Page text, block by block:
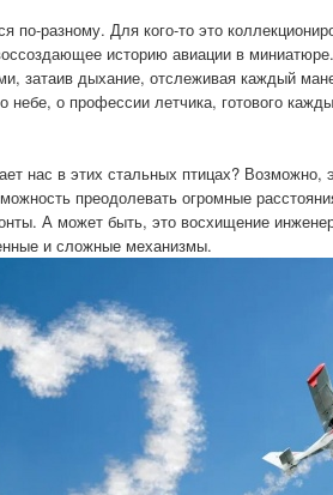
по-разному. Для кого-то это
историю авиации в
затаив дыхание, отслеживая каждый
небе, о профессии летчика, готового
нас в этих стальных птицах?
преодолевать огромные
А может быть, это восхищение
и сложные механизмы.